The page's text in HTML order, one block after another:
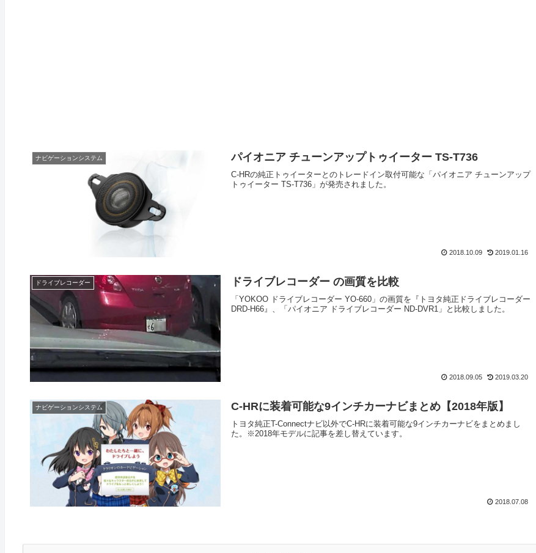
ナビゲーションシステム パイオニア チューンアップトゥイーター TS-T736
C-HRの純正トゥイーターとのトレードイン取付可能な「パイオニア チューンアップ
トゥイーター TS-T736」が発売されました。
2018.10.09 2019.01.16
ドライブレコーダー ドライブレコーダー の画質を比較
「YOKOO ドライブレコーダー YO-660」の画質を『トヨタ純正ドライブレコーダー
DRD-H66』、「パイオニア ドライブレコーダー ND-DVR1」と比較しました。
2018.09.05 2019.03.20
ナビゲーションシステム C-HRに装着可能な9インチカーナビまとめ【2018年版】
トヨタ純正T-Connectナビ以外でC-HRに装着可能な9インチカーナビをまとめまし
た。※2018年モデルに記事を差し替えています。
2018.07.08